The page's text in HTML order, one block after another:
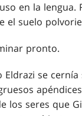
en la
el suelo
pronto.
Eldrazi se
los seres que